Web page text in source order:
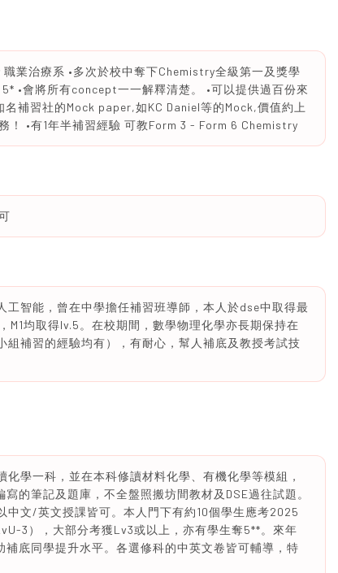
業治療系 •多次於校中奪下Chemistry全級第一及獎學
•會將所有concept一一解釋清楚。 •可以提供過百份來
補習社的Mock paper,如KC Daniel等的Mock,價值約上
！ •有1年半補習經驗 可教Form 3 - Form 6 Chemistry
智能，曾在中學擔任補習班導師，本人於dse中取得最
均取得Iv.5。在校期間，數學物理化學亦長期保持在
補習的經驗均有），有耐心，幫人補底及教授考試技
學一科，並在本科修讀材料化學、有機化學等模組，
的筆記及題庫，不全盤照搬坊間教材及DSE過往試題。
中文/英文授課皆可。本人門下有約10個學生應考2025
3），大部分考獲Lv3或以上，亦有學生奪5**。來年
底同學提升水平。各選修科的中英文卷皆可輔導，特